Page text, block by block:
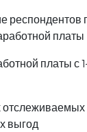
респондентов
платы
платы с
отслеживаемых
выгод